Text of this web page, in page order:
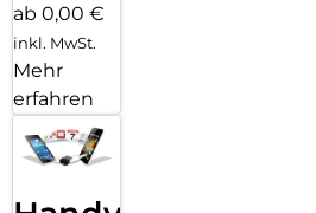
ab 0,00 €
inkl. MwSt.
Mehr
erfahren